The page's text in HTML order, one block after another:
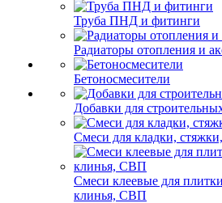
Труба ПНД и фитинги
Радиаторы отопления и
Бетоносмесители
Добавки для
Смеси для кладки,
Смеси клеевые для
клинья, СВП